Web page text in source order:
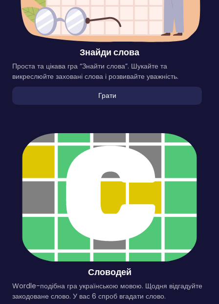
Знайди слова
Проста та цікава гра “Знайти слова”. Шукайте та
викреслюйте заховані слова і розвивайте уважність.
Грати
Словодей
Wordle-подібна гра українською мовою. Щодня відгадуйте
закодоване слово. У вас 6 спроб вгадати слово.